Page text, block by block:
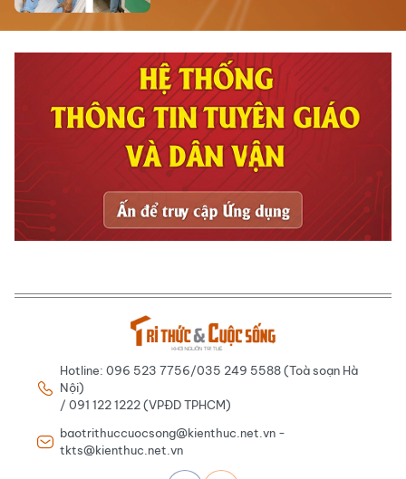
Hotline: 096 523 7756/035 249 5588 (Toà soạn Hà
Nội)
/ 091 122 1222 (VPĐD TPHCM)
baotrithuccuocsong@kienthuc.net.vn -
tkts@kienthuc.net.vn